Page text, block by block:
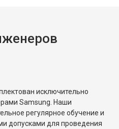
исключительно
Samsung. Наши
регулярное обучение и
допусками для проведения